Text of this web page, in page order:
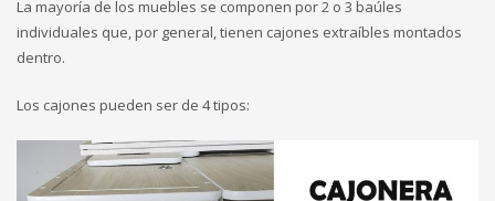
La mayoría de los muebles se componen por 2 o 3 baúles
individuales que, por general, tienen cajones extraíbles montados
dentro.
Los cajones pueden ser de 4 tipos: